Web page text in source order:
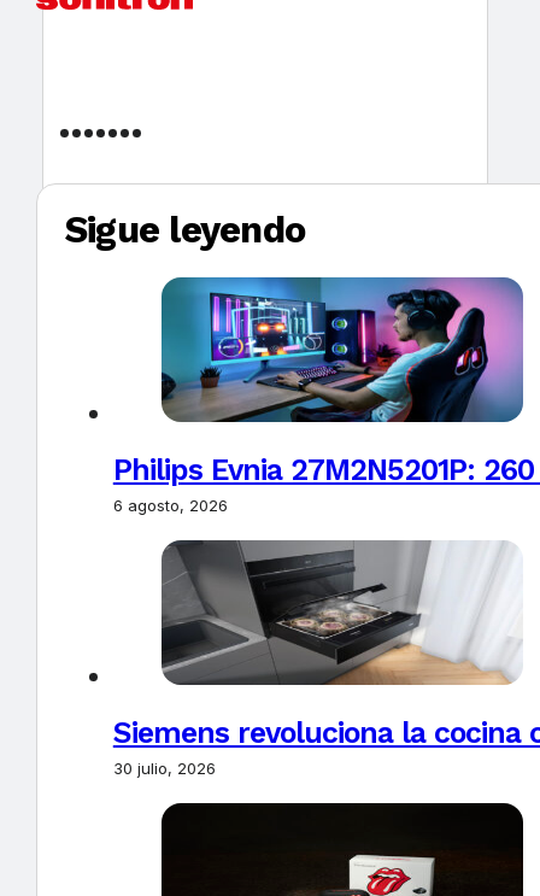
Sigue leyendo
Philips Evnia 27M2N5201P:
6 agosto, 2026
Siemens revoluciona la
30 julio, 2026